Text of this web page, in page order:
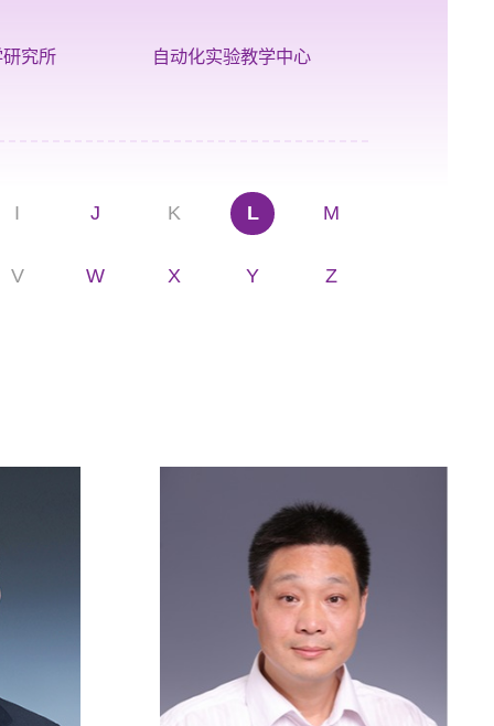
究所 自动化实验教学中心
I J K L M
V W X Y Z